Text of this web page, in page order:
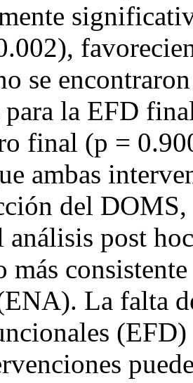
se
la EFD
final (p =
ambas
del
post
más
La falta